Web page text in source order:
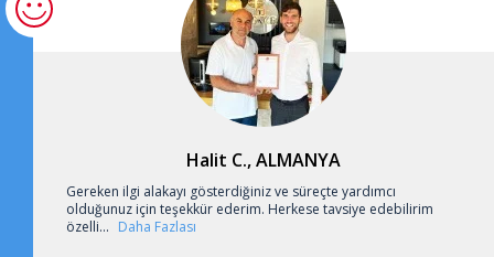
Halit C., ALMANYA
Gereken ilgi alakayı gösterdiğiniz ve süreçte yardımcı
olduğunuz için teşekkür ederim. Herkese tavsiye edebilirim
özelli... Daha Fazlası